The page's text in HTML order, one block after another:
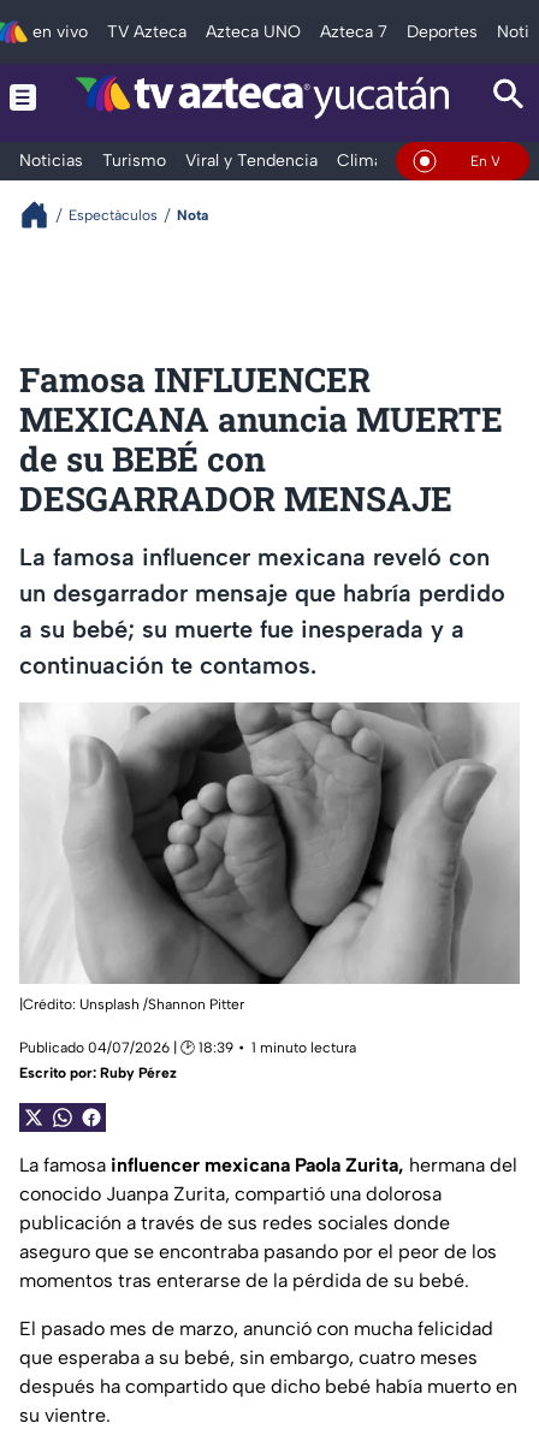
en vivo TV Azteca Azteca UNO Azteca 7 Deportes
Noticias Turismo Viral y Tendencia Clima DeportesEn Vivo
Espectáculos Nota
Famosa INFLUENCER
MEXICANA anuncia MUERTE
de su BEBÉ con
DESGARRADOR MENSAJE
La famosa influencer mexicana reveló con
un desgarrador mensaje que habría perdido
a su bebé; su muerte fue inesperada y a
continuación te contamos.
|Crédito: Unsplash /Shannon Pitter
Publicado 04/07/2026 | 🕑 18:39
1 minuto lectura
Escrito por: Ruby Pérez
La famosa influencer mexicana Paola Zurita, hermana del
conocido Juanpa Zurita, compartió una dolorosa
publicación a través de sus redes sociales donde
aseguro que se encontraba pasando por el peor de los
momentos tras enterarse de la pérdida de su bebé.
El pasado mes de marzo, anunció con mucha felicidad
que esperaba a su bebé, sin embargo, cuatro meses
después ha compartido que dicho bebé había muerto en
su vientre.